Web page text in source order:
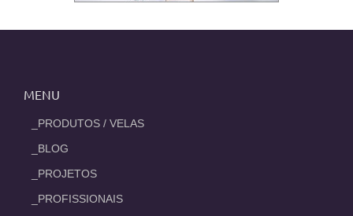
MENU
_PRODUTOS / VELAS
_BLOG
_PROJETOS
_PROFISSIONAIS